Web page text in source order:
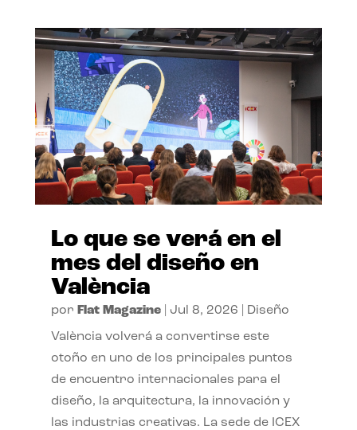
Lo que se verá en el
mes del diseño en
València
por Flat Magazine| Jul 8, 2026 Diseño
València volverá a convertirse este
otoño en uno de los principales puntos
de encuentro internacionales para el
diseño, la arquitectura, la innovación y
las industrias creativas. La sede de ICEX